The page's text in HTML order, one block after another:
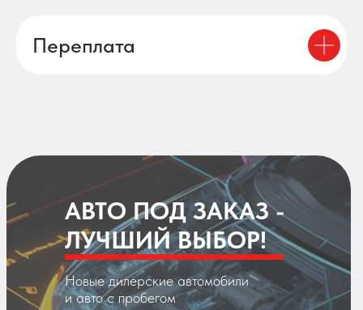
Переплата
АВТО ПОД ЗАКАЗ -
ЛУЧШИЙ ВЫБОР!
Новые дилерские автомобили
и авто с пробегом